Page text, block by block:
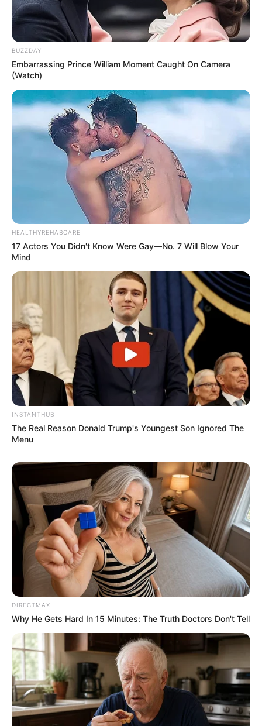
BUZZDAY
Embarrassing Prince William Moment Caught On Camera
(Watch)
HEALTHYREHABCARE
17 Actors You Didn't Know Were Gay—No. 7 Will Blow Your
Mind
INSTANTHUB
The Real Reason Donald Trump's Youngest Son Ignored The
Menu
DIRECTMAX
Why He Gets Hard In 15 Minutes: The Truth Doctors Don't Tell